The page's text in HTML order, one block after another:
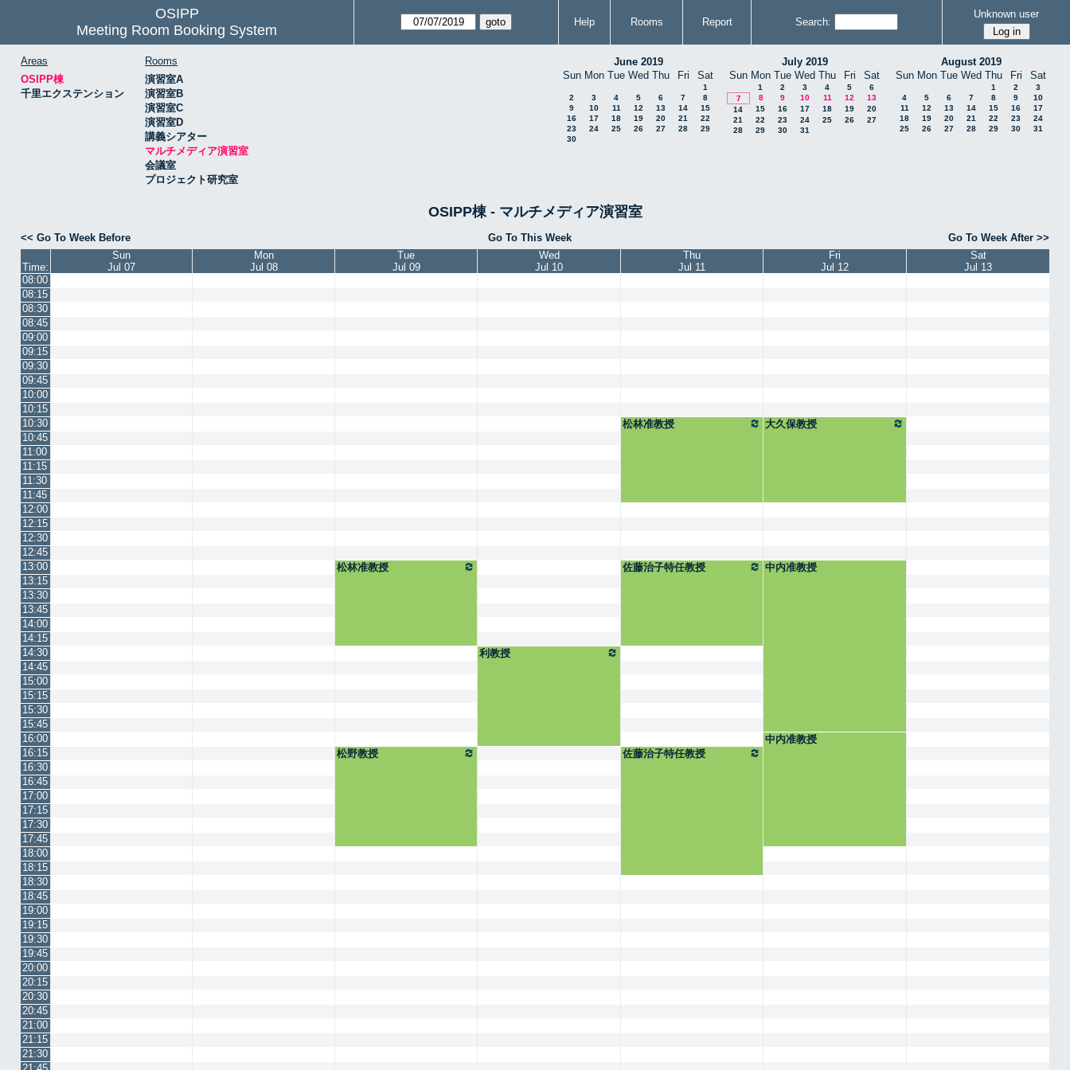
OSIPP
Meeting Room Booking System
Help Rooms Report Search:
Unknown user
Areas
OSIPP棟
千里エクステンション
Rooms
演習室A
演習室B
演習室C
演習室D
講義シアター
マルチメディア演習室
会議室
プロジェクト研究室
June 2019
Sun Mon Tue Wed Thu Fri Sat
1
2
3 4 5 6 7
8
9
10 11 12 13 14
15
16
17 18 19 20 21
22
23
24 25 26 27 28
29
30
July 2019
Sun Mon Tue Wed Thu Fri Sat
1 2 3 4 5
6
7
8 9 10 11 12
13
14
15 16 17 18 19
20
21
22 23 24 25 26
27
28
29 30 31
August 2019
Sun Mon Tue Wed Thu Fri Sat
1 2
3
4
5 6 7 8 9
10
11
12 13 14 15 16
17
18
19 20 21 22 23
24
25
26 27 28 29 30 31
OSIPP棟 - マルチメディア演習室
<< Go To Week Before Go To This Week Go To Week After >>
Time:
Sun
Jul 07
Mon
Jul 08
Tue
Jul 09
Wed
Jul 10
Thu
Jul 11
Fri
Jul 12
Sat
Jul 13
08:00
08:15
08:30
08:45
09:00
09:15
09:30
09:45
10:00
10:15
10:30
松林准教授
大久保教授
10:45
11:00
11:15
11:30
11:45
12:00
12:15
12:30
12:45
13:00
松林准教授 佐藤治子特任教授
中内准教授
13:15
13:30
13:45
14:00
14:15
14:30
利教授
14:45
15:00
15:15
15:30
15:45
16:00
中内准教授
16:15
松野教授
佐藤治子特任教授
16:30
16:45
17:00
17:15
17:30
17:45
18:00
18:15
18:30
18:45
19:00
19:15
19:30
19:45
20:00
20:15
20:30
20:45
21:00
21:15
21:30
21:45